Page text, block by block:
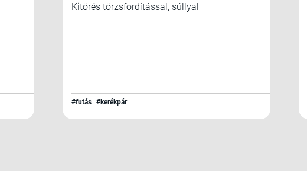
Kitörés törzsfordítással, súllyal
#futás #kerékpár